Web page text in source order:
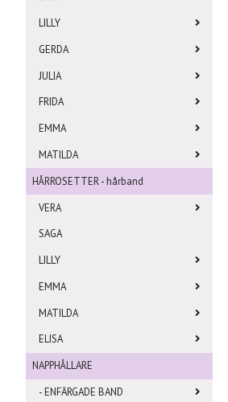
LILLY
GERDA
JULIA
FRIDA
EMMA
MATILDA
HÅRROSETTER - hårband
VERA
SAGA
LILLY
EMMA
MATILDA
ELISA
NAPPHÅLLARE
- ENFÄRGADE BAND